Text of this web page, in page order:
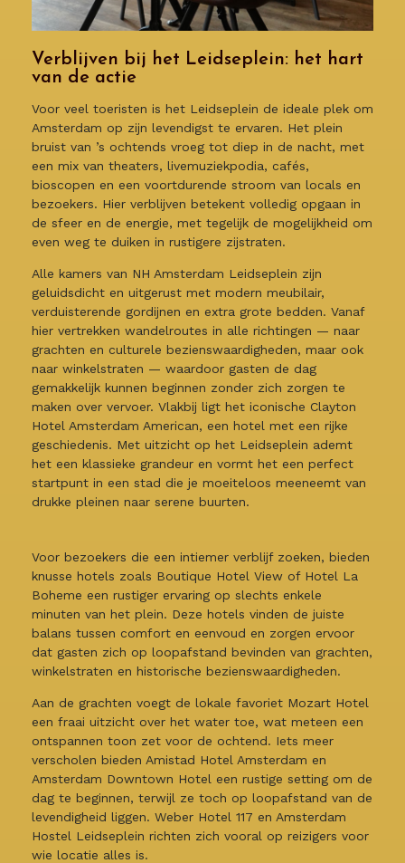
Verblijven bij het Leidseplein: het hart
van de actie
Voor veel toeristen is het Leidseplein de ideale plek om
Amsterdam op zijn levendigst te ervaren. Het plein
bruist van ’s ochtends vroeg tot diep in de nacht, met
een mix van theaters, livemuziekpodia, cafés,
bioscopen en een voortdurende stroom van locals en
bezoekers. Hier verblijven betekent volledig opgaan in
de sfeer en de energie, met tegelijk de mogelijkheid om
even weg te duiken in rustigere zijstraten.
Alle kamers van NH Amsterdam Leidseplein zijn
geluidsdicht en uitgerust met modern meubilair,
verduisterende gordijnen en extra grote bedden. Vanaf
hier vertrekken wandelroutes in alle richtingen — naar
grachten en culturele bezienswaardigheden, maar ook
naar winkelstraten — waardoor gasten de dag
gemakkelijk kunnen beginnen zonder zich zorgen te
maken over vervoer. Vlakbij ligt het iconische Clayton
Hotel Amsterdam American, een hotel met een rijke
geschiedenis. Met uitzicht op het Leidseplein ademt
het een klassieke grandeur en vormt het een perfect
startpunt in een stad die je moeiteloos meeneemt van
drukke pleinen naar serene buurten.
Voor bezoekers die een intiemer verblijf zoeken, bieden
knusse hotels zoals Boutique Hotel View of Hotel La
Boheme een rustiger ervaring op slechts enkele
minuten van het plein. Deze hotels vinden de juiste
balans tussen comfort en eenvoud en zorgen ervoor
dat gasten zich op loopafstand bevinden van grachten,
winkelstraten en historische bezienswaardigheden.
Aan de grachten voegt de lokale favoriet Mozart Hotel
een fraai uitzicht over het water toe, wat meteen een
ontspannen toon zet voor de ochtend. Iets meer
verscholen bieden Amistad Hotel Amsterdam en
Amsterdam Downtown Hotel een rustige setting om de
dag te beginnen, terwijl ze toch op loopafstand van de
levendigheid liggen. Weber Hotel 117 en Amsterdam
Hostel Leidseplein richten zich vooral op reizigers voor
wie locatie alles is.